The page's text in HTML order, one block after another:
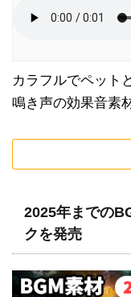
カラフルでペット
鳴き声の効果音素
2025年までの
クを発売